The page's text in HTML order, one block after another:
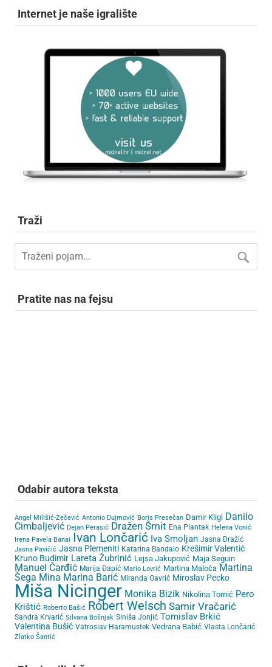
Internet je naše igralište
Traži
Pratite nas na fejsu
Odabir autora teksta
Angel Milišić-Zečević Antonio Dujmović Boris Presečan Damir Kligl Danilo
Cimbaljević Dejan Perasić Dražen Šmit Ena Plantak Helena Vonić
Irena Pavela Banai Ivan Lončarić Iva Smoljan Jasna Dražić
Jasna Pavičić Jasna Plemeniti Katarina Bandalo Krešimir Valentić
Kruno Budimir Lareta Žubrinić Lejsa Jakupović Maja Seguin
Manuel Čarđić Marija Đapić Mario Lovrić Martina Maloča Martina
Šega Mina Marina Barić Miranda Gavrić Miroslav Pecko
Miša Nicinger Monika Bizik Nikolina Tomić Pero
Krištić Roberto Bašić Róbert Welsch Samir Vračarić
Sandra Krvarić Silvana Bošnjak Siniša Jonjić Tomislav Brkić
Valentina Bušić Vatroslav Haramustek Vedrana Babić Vlasta Lončarić
Zlatko Šantić